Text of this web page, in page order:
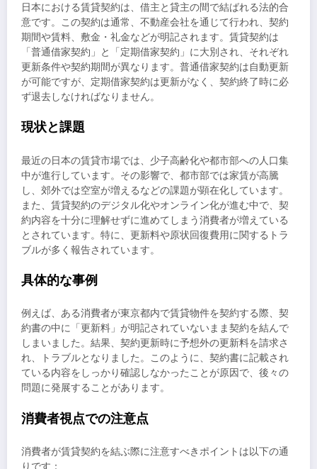
日本における賃貸契約は、借主と貸主の間で結ばれる法的合
意です。この契約は通常、不動産会社を通じて行われ、契約
期間や賃料、敷金・礼金などが明記されます。賃貸契約は
「普通借家契約」と「定期借家契約」に大別され、それぞれ
更新条件や契約期間が異なります。普通借家契約は自動更新
が可能ですが、定期借家契約は更新がなく、契約終了時に必
ず退去しなければなりません。
現状と課題
最近の日本の賃貸市場では、少子高齢化や都市部への人口集
中が進行しています。その影響で、都市部では家賃が高騰
し、郊外では空室が増えるなどの課題が顕在化しています。
また、賃貸契約のデジタル化やオンライン化が進む中で、契
約内容を十分に理解せずに進めてしまう消費者が増えている
とされています。特に、更新料や原状回復費用に関するトラ
ブルが多く報告されています。
具体的な事例
例えば、ある消費者が東京都内で賃貸物件を契約する際、契
約書の中に「更新料」が明記されていないまま契約を結んで
しまいました。結果、契約更新時に予想外の更新料を請求さ
れ、トラブルとなりました。このように、契約書に記載され
ている内容をしっかり確認しなかったことが原因で、後々の
問題に発展することがあります。
消費者視点での注意点
消費者が賃貸契約を結ぶ際に注意すべきポイントは以下の通
りです：